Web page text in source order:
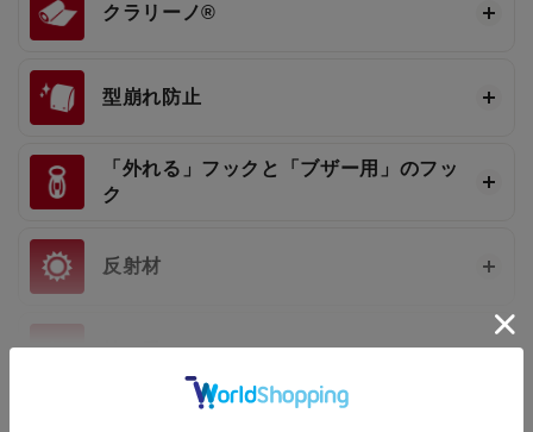
クラリーノ®
型崩れ防止
「外れる」フックと「ブザー用」のフッ
ク
反射材
持ち手